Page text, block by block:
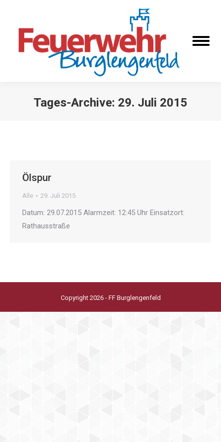
Tages-Archive: 29. Juli 2015
Ölspur
Alle 29. Juli 2015
Datum: 29.07.2015 Alarmzeit: 12:45 Uhr Einsatzort:
Rathausstraße
Copyright 2026 - FF Burglengenfeld